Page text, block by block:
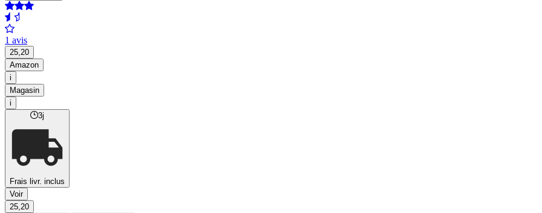
1 avis
25,20
Amazon
i
Magasin
i
3j
Frais livr. inclus
Voir
25,20